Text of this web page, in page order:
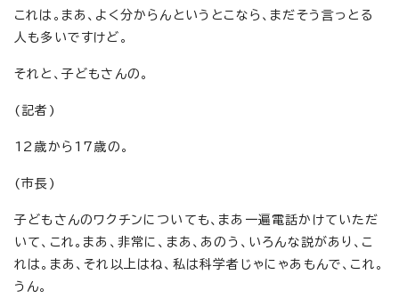
これは。まあ、よく分からんというとこなら、まだそう言っとる
人も多いですけど。
それと、子どもさんの。
(記者)
12歳から17歳の。
(市長)
子どもさんのワクチンについても、まあ一遍電話かけていただ
いて、これ。まあ、非常に、まあ、あのう、いろんな説があり、こ
れは。まあ、それ以上はね、私は科学者じゃにゃあもんで、これ。
うん。